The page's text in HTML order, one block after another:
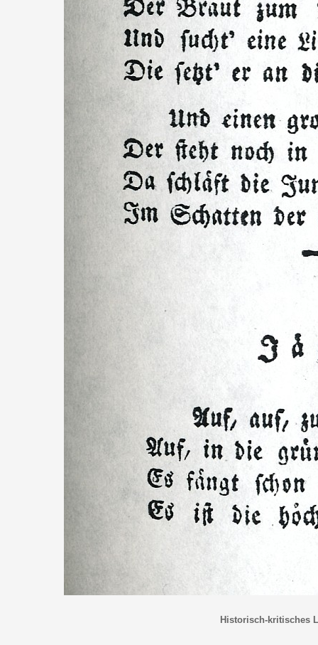
Historisch-kritisches